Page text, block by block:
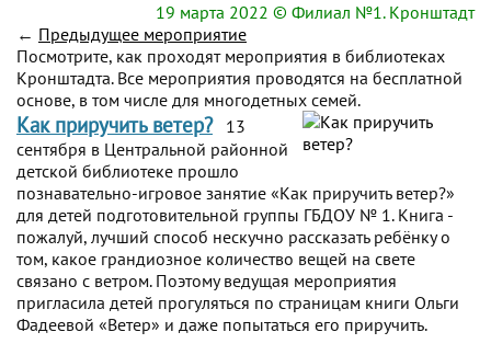
19 марта 2022 © Филиал №1. Кронштадт
← Предыдущее мероприятие
Посмотрите, как проходят мероприятия в библиотеках
Кронштадта. Все мероприятия проводятся на бесплатной
основе, в том числе для многодетных семей.
Как приручить ветер?
13
сентября в Центральной районной
детской библиотеке прошло
познавательно-игровое занятие «Как приручить ветер?»
для детей подготовительной группы ГБДОУ № 1. Книга -
пожалуй, лучший способ нескучно рассказать ребёнку о
том, какое грандиозное количество вещей на свете
связано с ветром. Поэтому ведущая мероприятия
пригласила детей прогуляться по страницам книги Ольги
Фадеевой «Ветер» и даже попытаться его приручить.